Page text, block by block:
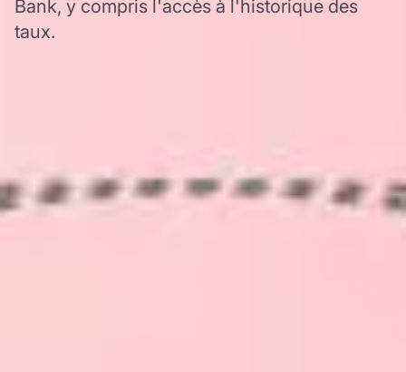
Bank, y compris l'accès à l'historique des
taux.